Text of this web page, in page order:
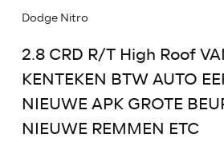
Dodge Nitro
2.8 CRD R/T High Roof
KENTEKEN BTW AUTO
NIEUWE APK GROTE
NIEUWE REMMEN ETC